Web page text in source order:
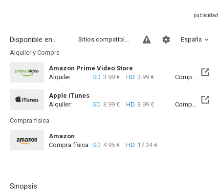
Disponible en... España
Sitios compatibles
Alquiler y Compra
Amazon Prime Video Store
Alquiler:
SD 3.99 € HD 3.99 € Compra: SD
Apple iTunes
Alquiler:
SD 3.99 € HD 3.99 € Compra: SD
Compra física
Amazon
Compra física: SD 4.95 € HD 17.34 €
Sinopsis